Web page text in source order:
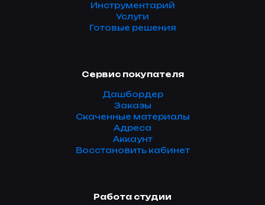
Инструментарий
Услуги
Готовые решения
Сервис покупателя
Дашбордер
Заказы
Скаченные материалы
Адреса
Аккаунт
Восстановить кабинет
Работа студии